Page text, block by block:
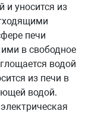
и уносится из
печи
в свободное
водой
из печи в
водой.